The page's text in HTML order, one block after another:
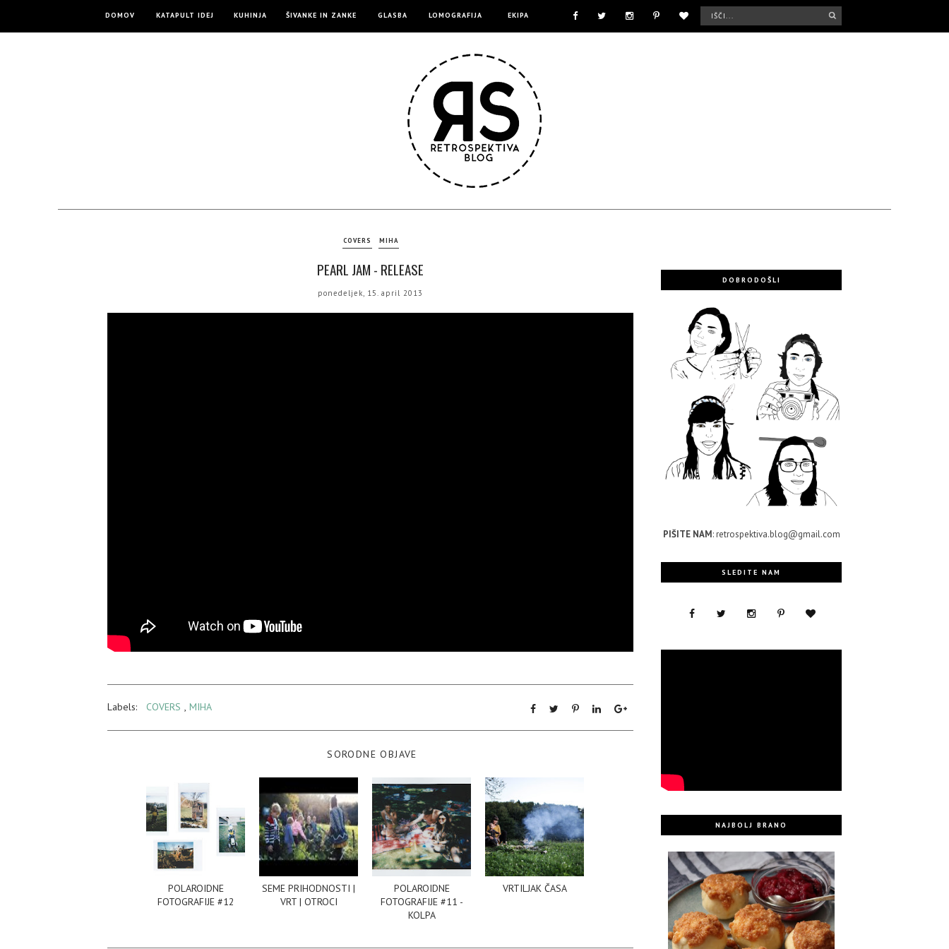
DOMOV KATAPULT IDEJ KUHINJA ŠIVANKE IN ZANKE GLASBA LOMOGRAFIJA EKIPA
COVERS MIHA
PEARL JAM - RELEASE
ponedeljek, 15. april 2013
Labels: COVERS , MIHA
SORODNE OBJAVE
POLAROIDNE
FOTOGRAFIJE #12
SEME PRIHODNOSTI |
VRT | OTROCI
POLAROIDNE
FOTOGRAFIJE #11 -
KOLPA
VRTILJAK ČASA
DOBRODOŠLI
PIŠITE NAM: retrospektiva.blog@gmail.com
SLEDITE NAM
NAJBOLJ BRANO